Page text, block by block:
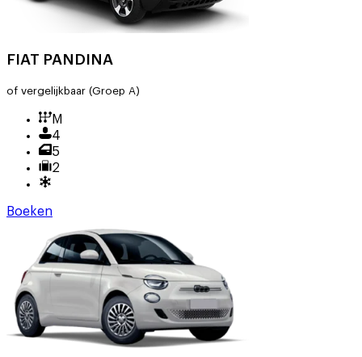
FIAT PANDINA
of vergelijkbaar (Groep A)
M
4
5
2
Boeken